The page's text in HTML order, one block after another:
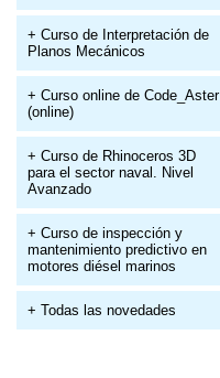
+ Curso de Interpretación de
Planos Mecánicos
+ Curso online de Code_Aster
(online)
+ Curso de Rhinoceros 3D
para el sector naval. Nivel
Avanzado
+ Curso de inspección y
mantenimiento predictivo en
motores diésel marinos
+ Todas las novedades